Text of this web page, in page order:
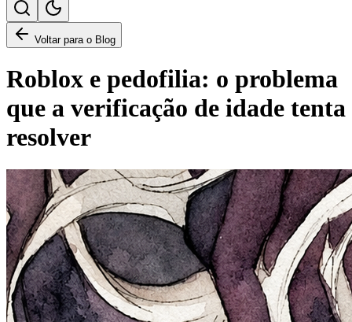
Voltar para o Blog
Roblox e pedofilia: o problema
que a verificação de idade tenta
resolver